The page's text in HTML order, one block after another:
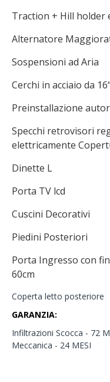
Traction + Hill holder
Alternatore
Sospensioni ad Aria
Cerchi in acciaio da
Preinstallazione
Specchi retrovisori
elettricamente
Dinette L
Porta TV lcd
Cuscini Decorativi
Piedini Posteriori
Porta Ingresso con
60cm
Coperta letto posteriore
GARANZIA:
Infiltrazioni Scocca - 72
Meccanica - 24 MESI